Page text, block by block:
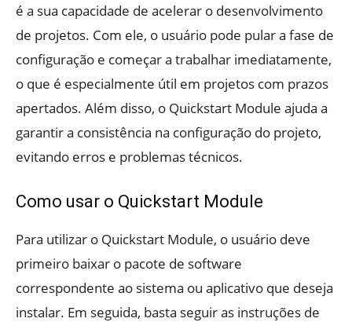
é a sua capacidade de acelerar o desenvolvimento
de projetos. Com ele, o usuário pode pular a fase de
configuração e começar a trabalhar imediatamente,
o que é especialmente útil em projetos com prazos
apertados. Além disso, o Quickstart Module ajuda a
garantir a consistência na configuração do projeto,
evitando erros e problemas técnicos.
Como usar o Quickstart Module
Para utilizar o Quickstart Module, o usuário deve
primeiro baixar o pacote de software
correspondente ao sistema ou aplicativo que deseja
instalar. Em seguida, basta seguir as instruções de